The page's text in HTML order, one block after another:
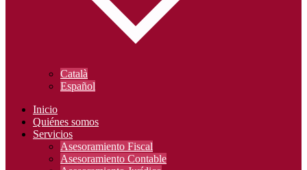
Català
Español
Inicio
Quiénes somos
Servicios
Asesoramiento Fiscal
Asesoramiento Contable